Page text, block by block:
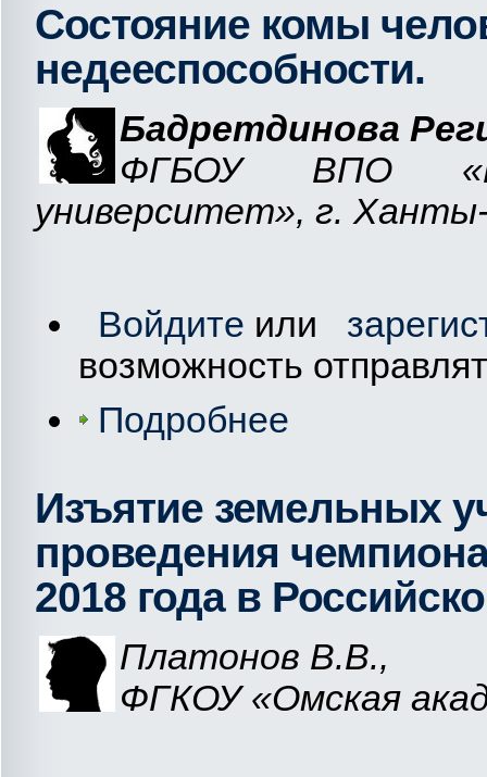
Состояние комы
недееспособности.
Бадретдинова
ФГБОУ ВПО
университет», г.
Войдите или
возможность
Подробнее
Изъятие земельных
проведения
2018 года в
Платонов В.В.,
ФГКОУ «Омская